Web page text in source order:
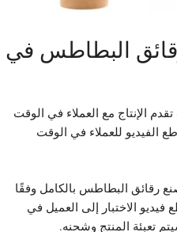
البطاطس في
الإنتاج مع العملاء في الوقت
للعملاء في الوقت
رقائق البطاطس بالكامل وفقًا
الاختبار إلى العميل في
تعبئة المنتج وشحنه.